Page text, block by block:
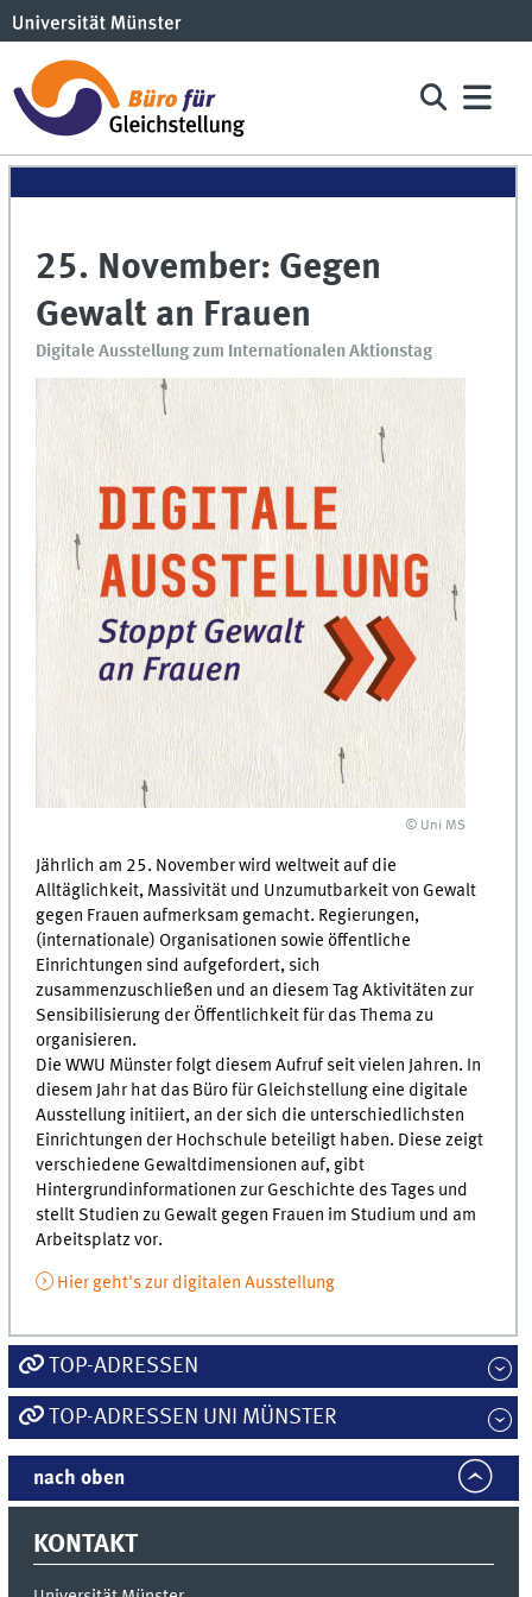
25. November: Gegen
Gewalt an Frauen
Digitale Ausstellung zum Internationalen Aktionstag
© Uni MS
Jährlich am 25. November wird weltweit auf die
Alltäglichkeit, Massivität und Unzumutbarkeit von Gewalt
gegen Frauen aufmerksam gemacht. Regierungen,
(internationale) Organisationen sowie öffentliche
Einrichtungen sind aufgefordert, sich
zusammenzuschließen und an diesem Tag Aktivitäten zur
Sensibilisierung der Öffentlichkeit für das Thema zu
organisieren.
Die WWU Münster folgt diesem Aufruf seit vielen Jahren. In
diesem Jahr hat das Büro für Gleichstellung eine digitale
Ausstellung initiiert, an der sich die unterschiedlichsten
Einrichtungen der Hochschule beteiligt haben. Diese zeigt
verschiedene Gewaltdimensionen auf, gibt
Hintergrundinformationen zur Geschichte des Tages und
stellt Studien zu Gewalt gegen Frauen im Studium und am
Arbeitsplatz vor.
Hier geht's zur digitalen Ausstellung
TOP-ADRESSEN
TOP-ADRESSEN UNI MÜNSTER
nach oben
KONTAKT